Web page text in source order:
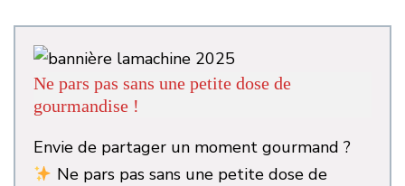
Ne pars pas sans une petite dose de
gourmandise !
Envie de partager un moment gourmand ?
Ne pars pas sans une petite dose de